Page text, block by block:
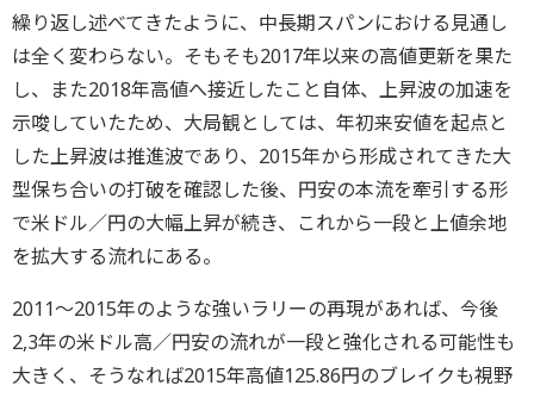
繰り返し述べてきたように、中長期スパンにおける見通し
は全く変わらない。そもそも2017年以来の高値更新を果た
し、また2018年高値へ接近したこと自体、上昇波の加速を
示唆していたため、大局観としては、年初来安値を起点と
した上昇波は推進波であり、2015年から形成されてきた大
型保ち合いの打破を確認した後、円安の本流を牽引する形
で米ドル／円の大幅上昇が続き、これから一段と上値余地
を拡大する流れにある。
2011～2015年のような強いラリーの再現があれば、今後
2,3年の米ドル高／円安の流れが一段と強化される可能性も
大きく、そうなれば2015年高値125.86円のブレイクも視野